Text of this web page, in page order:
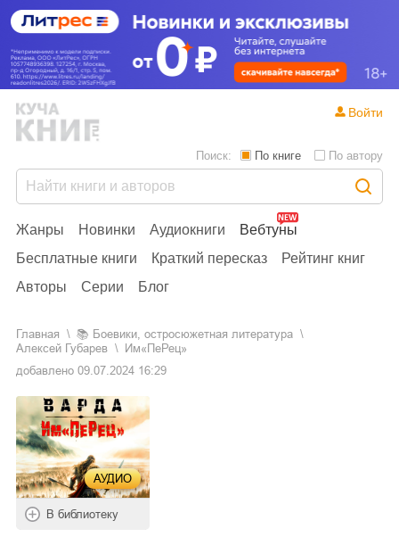
Жанры Новинки Аудиокниги
Вебтуны
Бесплатные книги
Краткий пересказ
Рейтинг книг
Авторы
Серии Блог
Поиск: По книге По автору
Войти
Главная 📚
боевики, остросюжетная литература
Алексей Губарев
Им«ПеРец»
добавлено 09.07.2024 16:29
АУДИО
В библиотеку